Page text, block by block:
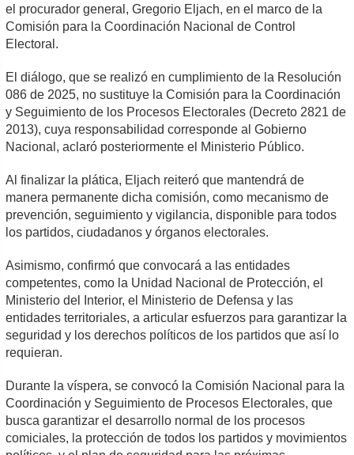
el procurador general, Gregorio Eljach, en el marco de la
Comisión para la Coordinación Nacional de Control
Electoral.
El diálogo, que se realizó en cumplimiento de la Resolución
086 de 2025, no sustituye la Comisión para la Coordinación
y Seguimiento de los Procesos Electorales (Decreto 2821 de
2013), cuya responsabilidad corresponde al Gobierno
Nacional, aclaró posteriormente el Ministerio Público.
Al finalizar la plática, Eljach reiteró que mantendrá de
manera permanente dicha comisión, como mecanismo de
prevención, seguimiento y vigilancia, disponible para todos
los partidos, ciudadanos y órganos electorales.
Asimismo, confirmó que convocará a las entidades
competentes, como la Unidad Nacional de Protección, el
Ministerio del Interior, el Ministerio de Defensa y las
entidades territoriales, a articular esfuerzos para garantizar la
seguridad y los derechos políticos de los partidos que así lo
requieran.
Durante la víspera, se convocó la Comisión Nacional para la
Coordinación y Seguimiento de Procesos Electorales, que
busca garantizar el desarrollo normal de los procesos
comiciales, la protección de todos los partidos y movimientos